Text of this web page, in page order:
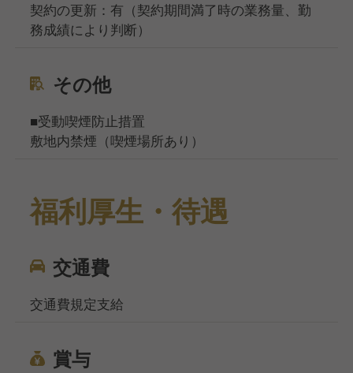
契約の更新：有（契約期間満了時の業務量、勤
務成績により判断）
その他
■受動喫煙防止措置
敷地内禁煙（喫煙場所あり）
福利厚生・待遇
交通費
交通費規定支給
賞与